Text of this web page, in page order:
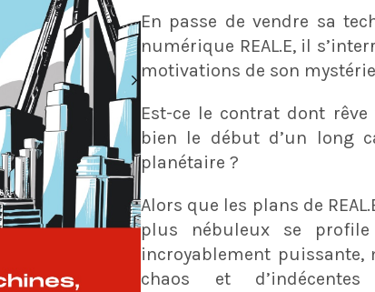
En passe de vendre sa
numérique REAL.E, il
motivations de son
Est-ce le contrat dont
bien le début d’un long
planétaire ?
Alors que les plans de
plus nébuleux se
incroyablement puissante,
chaos et